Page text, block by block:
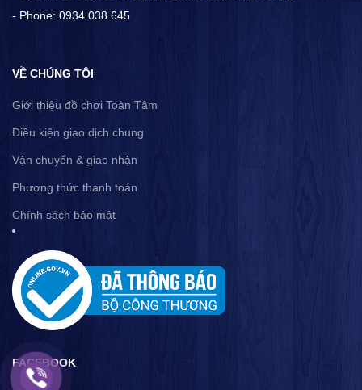
- Phone: 0934 038 645
VỀ CHÚNG TÔI
Giới thiệu đồ chơi Toàn Tâm
Điều kiện giao dịch chung
Vận chuyển & giao nhận
Phương thức thanh toán
Chính sách bảo mật
FACEBOOK